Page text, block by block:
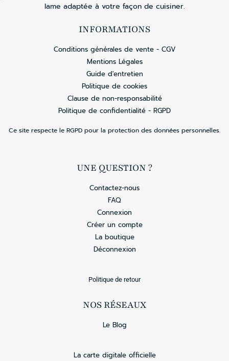
lame adaptée à votre façon de cuisiner.
INFORMATIONS
Conditions générales de vente - CGV
Mentions Légales
Guide d'entretien
Politique de cookies
Clause de non-responsabilité
Politique de confidentialité - RGPD
Ce site respecte le RGPD pour la protection des données personnelles.
UNE QUESTION ?
Contactez-nous
FAQ
Connexion
Créer un compte
La boutique
Déconnexion
Politique de retour
NOS RÉSEAUX
Le Blog
La carte digitale officielle